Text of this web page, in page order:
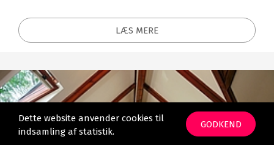
LÆS MERE
Dette website anvender cookies til
indsamling af statistik.
GODKEND